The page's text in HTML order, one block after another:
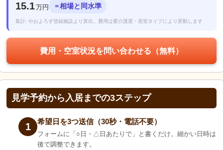
15.1万円 ＝相場と同水準
集計: やおよろず登録施設より算出。費用は要介護度・居室タイプにより変動します
費用・空室状況を問い合わせる（無料）
見学予約から入居までの3ステップ
1 希望日を3つ送信（30秒・電話不要）
フォームに「○日・△日あたりで」と書くだけ。細かい日時は
後で調整できます。